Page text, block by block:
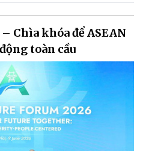
Chìa khóa để ASEAN
toàn cầu